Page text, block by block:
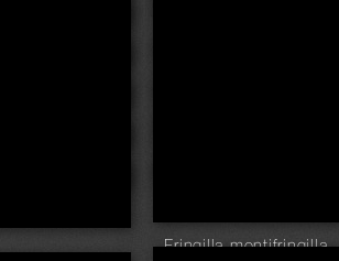
Fringilla montifringilla